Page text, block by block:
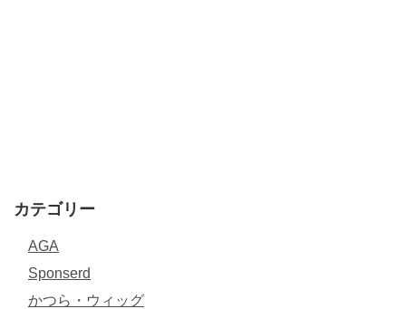
カテゴリー
AGA
Sponserd
かつら・ウィッグ